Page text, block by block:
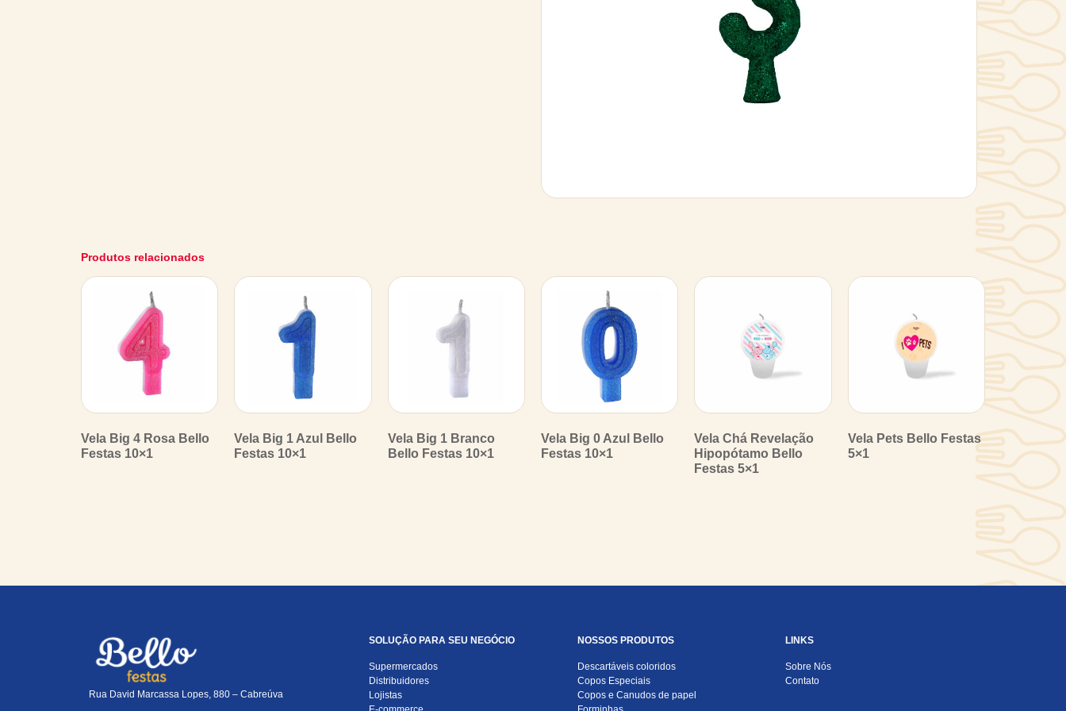
Produtos relacionados
Vela Big 4 Rosa Bello
Festas 10×1
Vela Big 1 Azul Bello
Festas 10×1
Vela Big 1 Branco
Bello Festas 10×1
Vela Big 0 Azul Bello
Festas 10×1
Vela Chá Revelação
Hipopótamo Bello
Festas 5×1
Vela Pets Bello Festas
5×1
Rua David Marcassa Lopes, 880 – Cabreúva
SOLUÇÃO PARA SEU NEGÓCIO
Supermercados
Distribuidores
Lojistas
NOSSOS PRODUTOS
Descartáveis coloridos
Copos Especiais
Copos e Canudos de papel
LINKS
Sobre Nós
Contato